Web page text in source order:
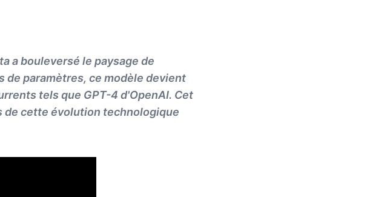
a bouleversé le paysage de
paramètres, ce modèle devient
tels que GPT-4 d'OpenAI. Cet
de cette évolution technologique